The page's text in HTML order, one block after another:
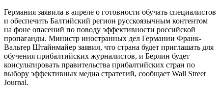
Германия заявила в апреле о готовности обучать специалистов
и обеспечить Балтийский регион русскоязычным контентом
на фоне опасений по поводу эффективности российской
пропаганды. Министр иностранных дел Германии Франк-
Вальтер Штайнмайер заявил, что страна будет приглашать для
обучения прибалтийских журналистов, и Берлин будет
консультировать правительства прибалтийских стран по
выбору эффективных медиа стратегий, сообщает Wall Street
Journal.